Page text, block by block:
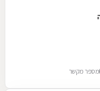
מספר מקשר